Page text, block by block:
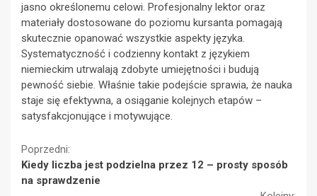
jasno określonemu celowi. Profesjonalny lektor oraz
materiały dostosowane do poziomu kursanta pomagają
skutecznie opanować wszystkie aspekty języka.
Systematyczność i codzienny kontakt z językiem
niemieckim utrwalają zdobyte umiejętności i budują
pewność siebie. Właśnie takie podejście sprawia, że nauka
staje się efektywna, a osiąganie kolejnych etapów –
satysfakcjonujące i motywujące.
Continue
Reading
Poprzedni:
Kiedy liczba jest podzielna przez 12 – prosty sposób
na sprawdzenie